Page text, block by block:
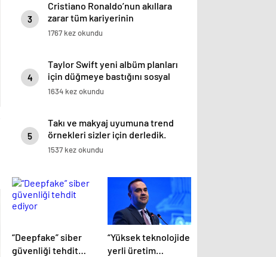
3
Cristiano Ronaldo’nun akıllara
zarar tüm kariyerinin
istatistiğini çıkardık !
1767 kez okundu
4
Taylor Swift yeni albüm planları
için düğmeye bastığını sosyal
medyadan duyurdu!
1634 kez okundu
5
Takı ve makyaj uyumuna trend
örnekleri sizler için derledik.
1537 kez okundu
“Deepfake” siber
güvenliği tehdit
“Yüksek teknolojide
yerli üretim